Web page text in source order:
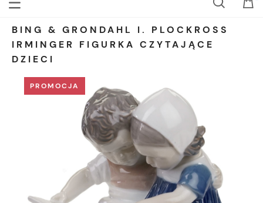
BING & GRONDAHL I. PLOCKROSS
IRMINGER FIGURKA CZYTAJĄCE
DZIECI
PROMOCJA